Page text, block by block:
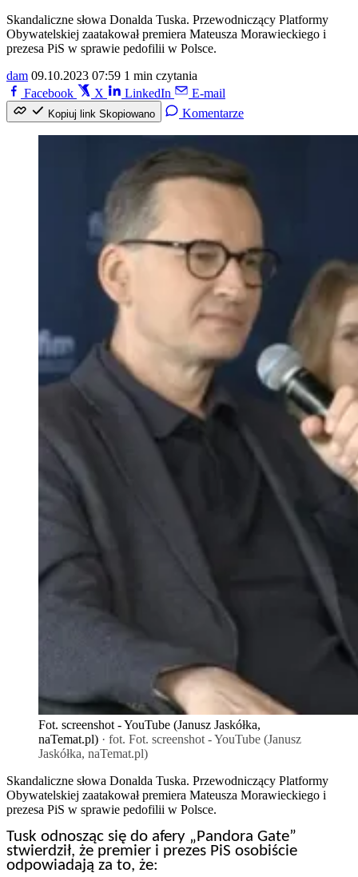
Skandaliczne słowa Donalda Tuska. Przewodniczący Platformy
Obywatelskiej zaatakował premiera Mateusza Morawieckiego i
prezesa PiS w sprawie pedofilii w Polsce.
dam 09.10.2023 07:59 1 min czytania
Facebook
X LinkedIn E-mail
Kopiuj link Skopiowano Komentarze
Fot. screenshot - YouTube (Janusz Jaskółka,
naTemat.pl) · fot. Fot. screenshot - YouTube (Janusz
Jaskółka, naTemat.pl)
Skandaliczne słowa Donalda Tuska. Przewodniczący Platformy
Obywatelskiej zaatakował premiera Mateusza Morawieckiego i
prezesa PiS w sprawie pedofilii w Polsce.
Tusk odnosząc się do afery „Pandora Gate”
stwierdził, że premier i prezes PiS osobiście
odpowiadają za to, że: